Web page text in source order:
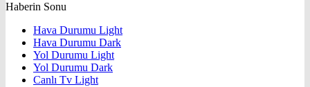
Haberin Sonu
Hava Durumu Light
Hava Durumu Dark
Yol Durumu Light
Yol Durumu Dark
Canlı Tv Light